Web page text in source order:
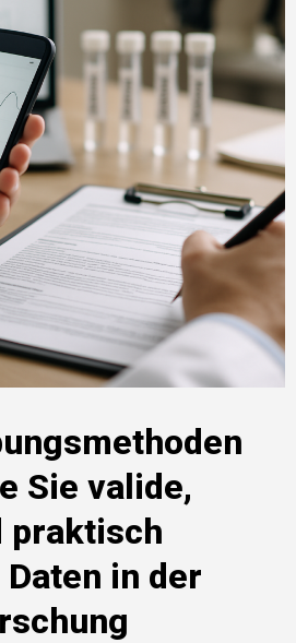
Sie valide,
praktisch
in der